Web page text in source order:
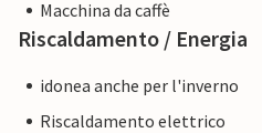
Macchina da caffè
Riscaldamento / Energia
idonea anche per l'inverno
Riscaldamento elettrico